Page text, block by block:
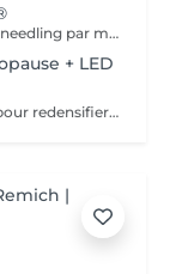
Axion est une nouvelle technologie de microneedling par mesoestetic qui crée des micro-canaux dans la peau pour une régénération améliorée. Elle est associée aux nouveaux cocktails c.prof mesoxome®, qui intègrent des exosomes, PDRN, niacinamide et AD+ pour cibler le vieillissement, la fermeté et la revitalisation cutanée. Ce soin est toujours réalisé après un skin diagnostic directement réservable dans la rubrique esthétique avancée. pour votre sécurité et nous nous réservons le droit de modifier le traitement.
+ LED
Traitement anti-âge global au rétinol conçu pour redensifier, éclaircir et revitaliser la peau, en améliorant la texture et en unifiant le teint de la peau. Le traitement sera réalisé après un skin diagnostic réservable dans la rubrique esthétique avancée. nous nous réservons le droit de modifier le soin pour votre sécurité.